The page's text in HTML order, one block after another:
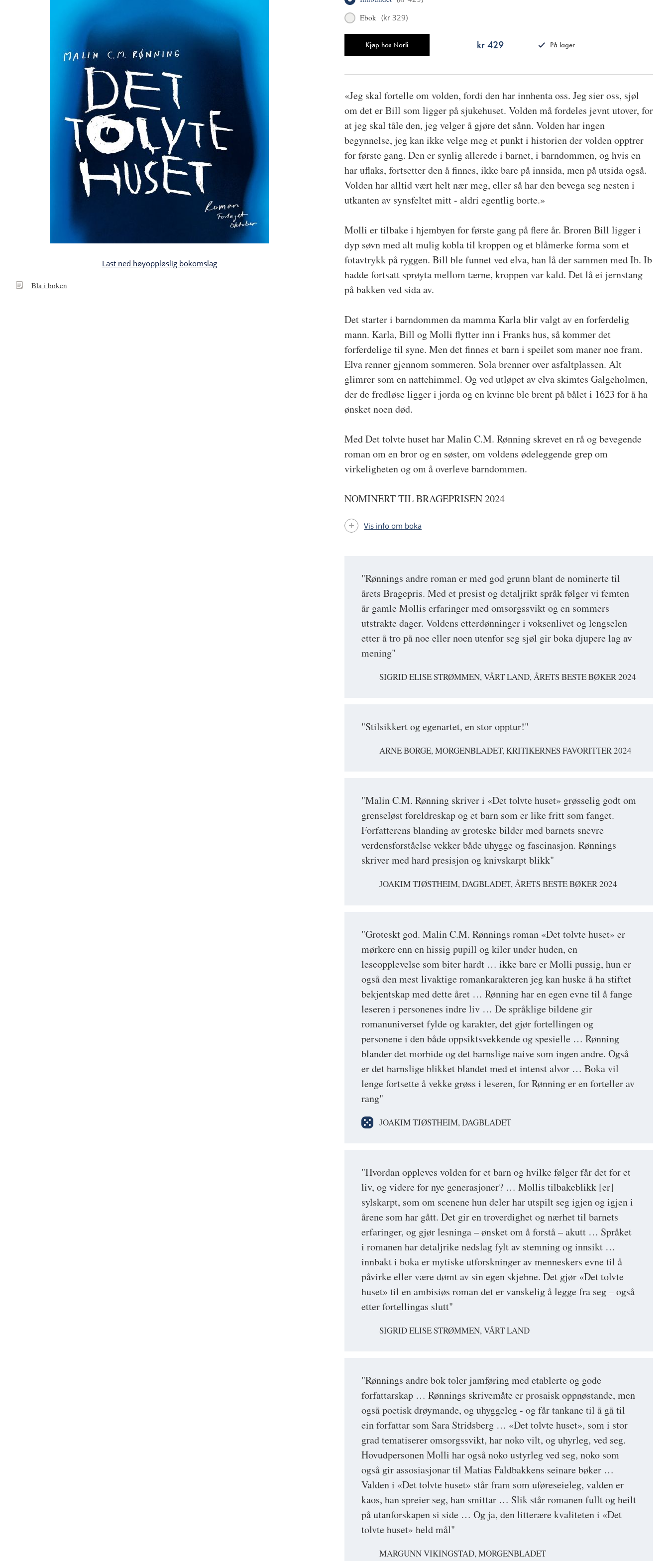
Last ned høyoppløslig bokomslag
BlaBla i boken
Ebok (kr 329)
Kjøp hos Norli kr 429
På lager
"Rønnings andre roman er med god grunn blant de nominerte til
årets Bragepris. Med et presist og detaljrikt språk følger vi femten
år gamle Mollis erfaringer med omsorgssvikt og en sommers
utstrakte dager. Voldens etterdønninger i voksenlivet og lengselen
etter å tro på noe eller noen utenfor seg sjøl gir boka djupere lag av
mening"
SIGRID ELISE STRØMMEN, VÅRT LAND, ÅRETS BESTE BØKER 2024
"Stilsikkert og egenartet, en stor opptur!"
ARNE BORGE, MORGENBLADET, KRITIKERNES FAVORITTER 2024
"Malin C.M. Rønning skriver i «Det tolvte huset» grøsselig godt om
grenseløst foreldreskap og et barn som er like fritt som fanget.
Forfatterens blanding av groteske bilder med barnets snevre
verdensforståelse vekker både uhygge og fascinasjon. Rønnings
skriver med hard presisjon og knivskarpt blikk"
JOAKIM TJØSTHEIM, DAGBLADET, ÅRETS BESTE BØKER 2024
"Groteskt god. Malin C.M. Rønnings roman «Det tolvte huset» er
mørkere enn en hissig pupill og kiler under huden, en
leseopplevelse som biter hardt … ikke bare er Molli pussig, hun er
også den mest livaktige romankarakteren jeg kan huske å ha stiftet
bekjentskap med dette året … Rønning har en egen evne til å fange
leseren i personenes indre liv … De språklige bildene gir
romanuniverset fylde og karakter, det gjør fortellingen og
personene i den både oppsiktsvekkende og spesielle … Rønning
blander det morbide og det barnslige naive som ingen andre. Også
er det barnslige blikket blandet med et intenst alvor … Boka vil
lenge fortsette å vekke grøss i leseren, for Rønning er en forteller av
rang"
JOAKIM TJØSTHEIM, DAGBLADET
"Hvordan oppleves volden for et barn og hvilke følger får det for et
liv, og videre for nye generasjoner? … Mollis tilbakeblikk [er]
sylskarpt, som om scenene hun deler har utspilt seg igjen og igjen i
årene som har gått. Det gir en troverdighet og nærhet til barnets
erfaringer, og gjør lesninga – ønsket om å forstå – akutt … Språket
i romanen har detaljrike nedslag fylt av stemning og innsikt …
innbakt i boka er mytiske utforskninger av menneskers evne til å
påvirke eller være dømt av sin egen skjebne. Det gjør «Det tolvte
huset» til en ambisiøs roman det er vanskelig å legge fra seg – også
etter fortellingas slutt"
SIGRID ELISE STRØMMEN, VÅRT LAND
"Rønnings andre bok toler jamføring med etablerte og gode
forfattarskap … Rønnings skrivemåte er prosaisk oppnøstande, men
også poetisk drøymande, og uhyggeleg - og får tankane til å gå til
ein forfattar som Sara Stridsberg … «Det tolvte huset», som i stor
grad tematiserer omsorgssvikt, har noko vilt, og uhyrleg, ved seg.
Hovudpersonen Molli har også noko ustyrleg ved seg, noko som
også gir assosiasjonar til Matias Faldbakkens seinare bøker …
Valden i «Det tolvte huset» står fram som uføreseieleg, valden er
kaos, han spreier seg, han smittar … Slik står romanen fullt og heilt
på utanforskapen si side … Og ja, den litterære kvaliteten i «Det
tolvte huset» held mål"
MARGUNN VIKINGSTAD, MORGENBLADET
«Jeg skal fortelle om volden, fordi den har innhenta oss. Jeg sier oss, sjøl
om det er Bill som ligger på sjukehuset. Volden må fordeles jevnt utover, for
at jeg skal tåle den, jeg velger å gjøre det sånn. Volden har ingen
begynnelse, jeg kan ikke velge meg et punkt i historien der volden opptrer
for første gang. Den er synlig allerede i barnet, i barndommen, og hvis en
har uflaks, fortsetter den å finnes, ikke bare på innsida, men på utsida også.
Volden har alltid vært helt nær meg, eller så har den bevega seg nesten i
utkanten av synsfeltet mitt - aldri egentlig borte.»
Molli er tilbake i hjembyen for første gang på flere år. Broren Bill ligger i
dyp søvn med alt mulig kobla til kroppen og et blåmerke forma som et
fotavtrykk på ryggen. Bill ble funnet ved elva, han lå der sammen med Ib. Ib
hadde fortsatt sprøyta mellom tærne, kroppen var kald. Det lå ei jernstang
på bakken ved sida av.
Det starter i barndommen da mamma Karla blir valgt av en forferdelig
mann. Karla, Bill og Molli flytter inn i Franks hus, så kommer det
forferdelige til syne. Men det finnes et barn i speilet som maner noe fram.
Elva renner gjennom sommeren. Sola brenner over asfaltplassen. Alt
glimrer som en nattehimmel. Og ved utløpet av elva skimtes Galgeholmen,
der de fredløse ligger i jorda og en kvinne ble brent på bålet i 1623 for å ha
ønsket noen død.
Med Det tolvte huset har Malin C.M. Rønning skrevet en rå og bevegende
roman om en bror og en søster, om voldens ødeleggende grep om
virkeligheten og om å overleve barndommen.
NOMINERT TIL BRAGEPRISEN 2024
Vis info om boka